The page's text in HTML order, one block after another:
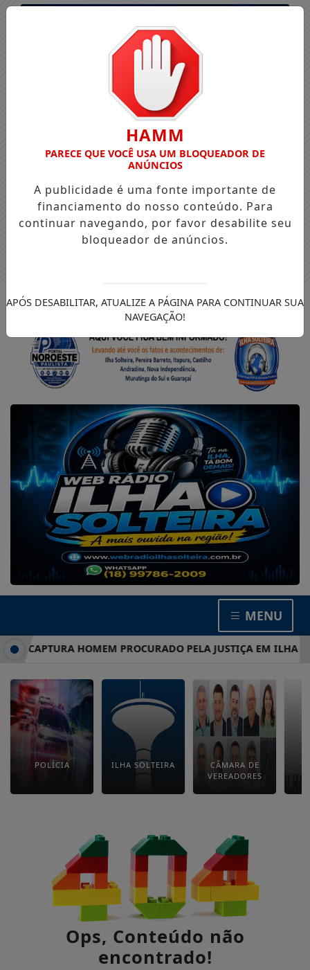
Entrar
MENU
CAPTURA HOMEM PROCURADO PELA JUSTIÇA EM ILHA
POLÍCIA ILHA SOLTEIRA
CÂMARA DE
VEREADORES
Ops, Conteúdo não
encontrado!
HAMM
PARECE QUE VOCÊ USA UM BLOQUEADOR DE
ANÚNCIOS
A publicidade é uma fonte importante de
financiamento do nosso conteúdo. Para
continuar navegando, por favor desabilite seu
bloqueador de anúncios.
APÓS DESABILITAR, ATUALIZE A PÁGINA PARA CONTINUAR SUA
NAVEGAÇÃO!